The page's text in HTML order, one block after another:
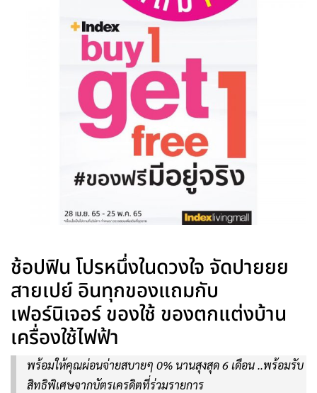
ช้อปฟิน โปรหนึ่งในดวงใจ จัดปายยย
สายเปย์ อินทุกของแถมกับ
เฟอร์นิเจอร์ ของใช้ ของตกแต่งบ้าน
เครื่องใช้ไฟฟ้า
พร้อมให้คุณผ่อนจ่ายสบายๆ 0% นานสุงสุด 6 เดือน ..พร้อมรับ
สิทธิพิเศษจากบัตรเครดิตที่ร่วมรายการ